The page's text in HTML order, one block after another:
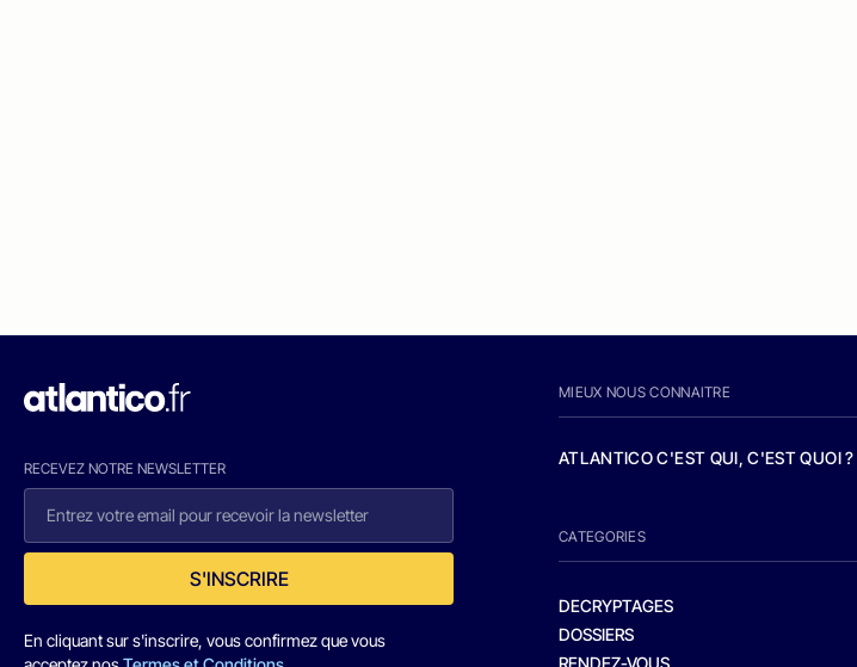
RECEVEZ NOTRE NEWSLETTER
S'INSCRIRE
En cliquant sur s'inscrire, vous confirmez que vous
MIEUX NOUS CONNAITRE
ATLANTICO C'EST QUI, C'EST QUOI ?
CATEGORIES
DECRYPTAGES
DOSSIERS
RENDEZ-VOUS